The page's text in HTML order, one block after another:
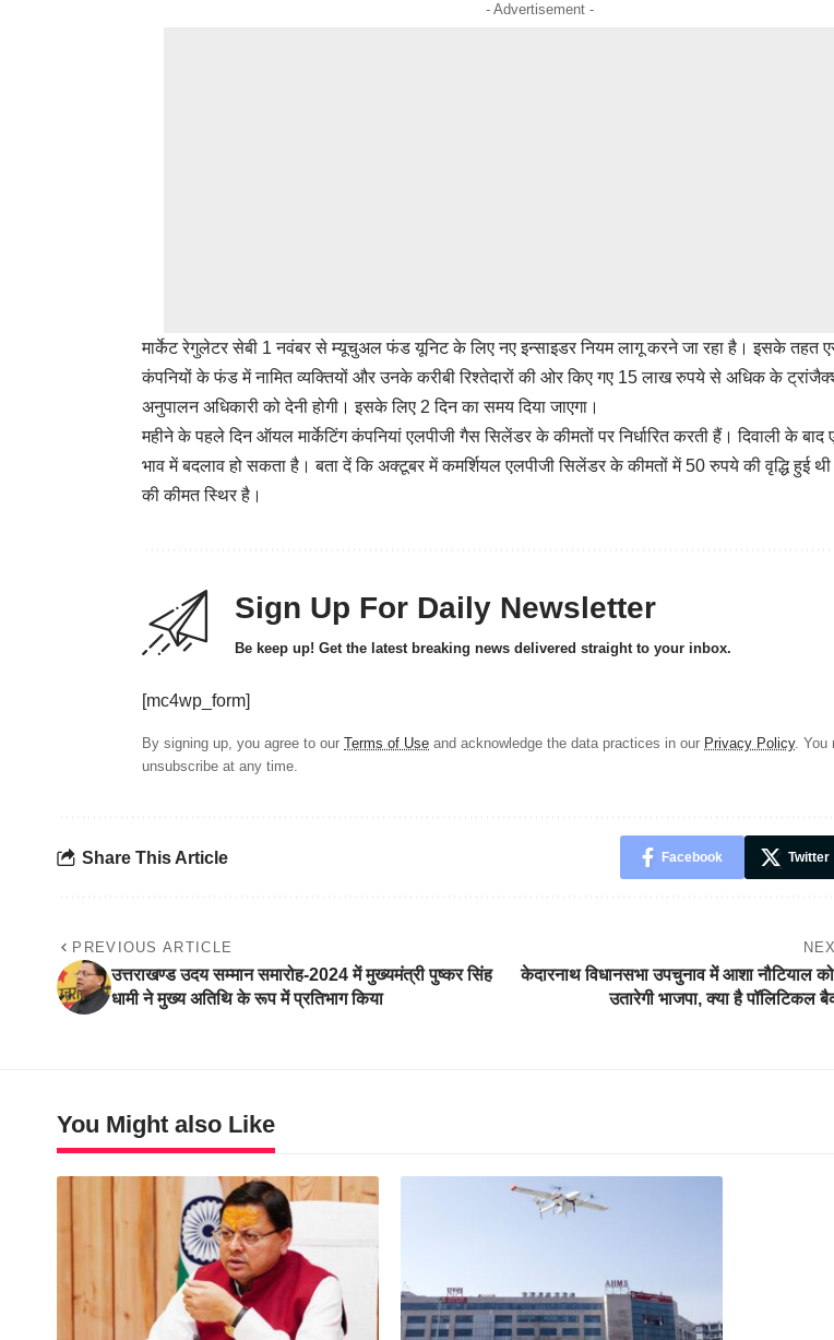
- Advertisement -
मार्केट रेगुलेटर सेबी 1 नवंबर से म्यूचुअल फंड यूनिट के लिए नए इन्साइडर नियम लागू करने जा रहा है। इसके तहत
कंपनियों के फंड में नामित व्यक्तियों और उनके करीबी रिश्तेदारों की ओर किए गए 15 लाख रुपये से अधिक के
अनुपालन अधिकारी को देनी होगी। इसके लिए 2 दिन का समय दिया जाएगा।
महीने के पहले दिन ऑयल मार्केटिंग कंपनियां एलपीजी गैस सिलेंडर के कीमतों पर निर्धारित करती हैं। दिवाली के
भाव में बदलाव हो सकता है। बता दें कि अक्टूबर में कमर्शियल एलपीजी सिलेंडर के कीमतों में 50 रुपये की वृद्धि हुई
की कीमत स्थिर है।
Sign Up For Daily Newsletter
Be keep up! Get the latest breaking news delivered straight to your inbox.
[mc4wp_form]
By signing up, you agree to our Terms of Use and acknowledge the data practices in our Privacy Policy. You
unsubscribe at any time.
Share This Article Facebook Twitter
PREVIOUS ARTICLE
उत्तराखण्ड उदय सम्मान समारोह-2024 में मुख्यमंत्री पुष्कर सिंह
धामी ने मुख्य अतिथि के रूप में प्रतिभाग किया
केदारनाथ विधानसभा उपचुनाव में आशा नौटियाल
उतारेगी भाजपा, क्या है पॉलिटिकल
You Might also Like